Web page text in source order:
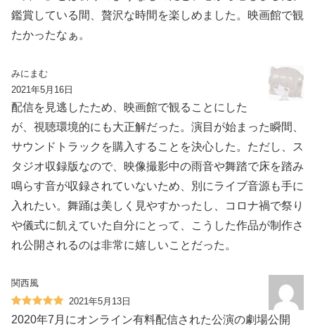
鑑賞している間、贅沢な時間を楽しめました。映画館で観
たかったなぁ。
みにまむ
2021年5月16日
配信を見逃したため、映画館で観ることにした
が、視聴環境的にも大正解だった。演目が始まった瞬間、
サウンドトラックを購入することを決心した。ただし、ス
タジオ収録版なので、映像撮影中の雨音や舞踏で床を踏み
鳴らす音が収録されていないため、別にライブ音源も手に
入れたい。舞踊は美しく見やすかったし、コロナ禍で祭り
や儀式に飢えていた自分にとって、こうした作品が制作さ
れ公開されるのは非常に嬉しいことだった。
関西風
2021年5月13日
2020年7月にオンライン有料配信された公演の劇場公開